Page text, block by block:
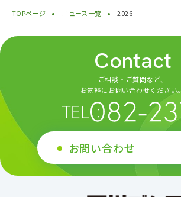
TOPページ ニュース一覧 2026
Contact
ご相談・ご質問など、
お気軽にお問い合わせください。
お問い合わせ